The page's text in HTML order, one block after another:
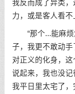
我反而成了异类
力，或是客人看不
“那个...能麻烦
子，我更不敢动
对正义的化身，
说起来，我也没
我平日里太宅了，